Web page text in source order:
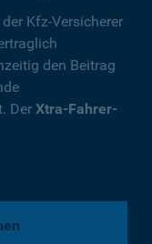
Kfz-Versicherer
den Beitrag
Der Xtra-Fahrer-